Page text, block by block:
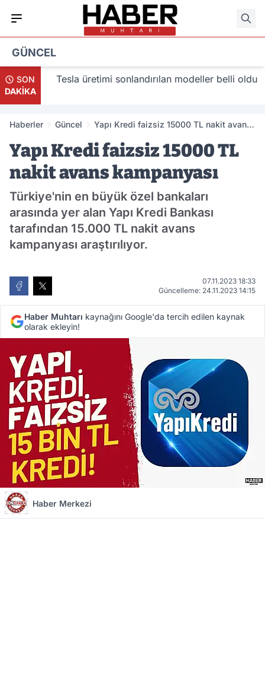
GÜNCEL
SON
DAKİKA
Tesla üretimi sonlandırılan modeller belli oldu
Haberler Güncel
Yapı Kredi faizsiz 15000 TL nakit avans
Yapı Kredi faizsiz 15000 TL
nakit avans kampanyası
Türkiye'nin en büyük özel bankaları
arasında yer alan Yapı Kredi Bankası
tarafından 15.000 TL nakit avans
kampanyası araştırılıyor.
07.11.2023 18:33
Güncelleme: 24.11.2023 14:15
Haber Muhtarı kaynağını Google'da tercih edilen kaynak
olarak ekleyin!
Haber Merkezi